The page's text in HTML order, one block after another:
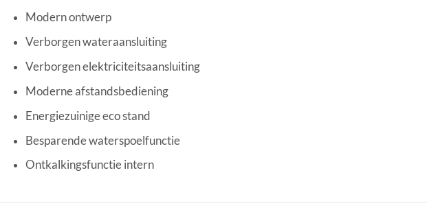
Modern ontwerp
Verborgen wateraansluiting
Verborgen elektriciteitsaansluiting
Moderne afstandsbediening
Energiezuinige eco stand
Besparende waterspoelfunctie
Ontkalkingsfunctie intern